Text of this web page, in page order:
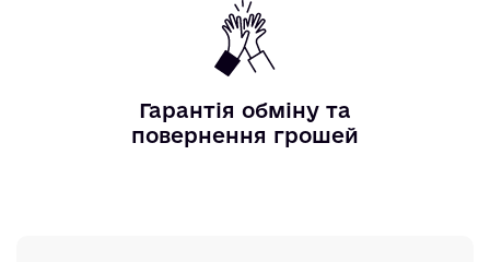
Гарантія обміну та
повернення грошей